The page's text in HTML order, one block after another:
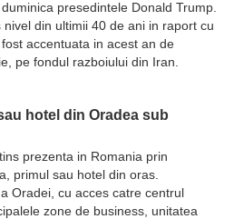
presedintele Donald Trump.
din ultimii 40 de ani in raport cu
accentuata in acest an de
pe fondul razboiului din Iran.
hotel din Oradea sub
prezenta in Romania prin
primul sau hotel din oras.
Oradei, cu acces catre centrul
zone de business, unitatea